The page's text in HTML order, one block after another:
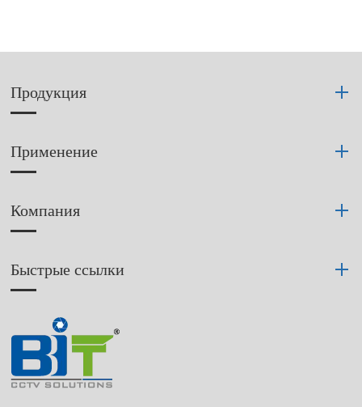
Продукция
Применение
Компания
Быстрые ссылки